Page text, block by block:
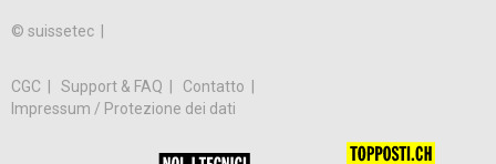
© suissetec |
CGC Support & FAQ
Contatto
Impressum / Protezione dei dati